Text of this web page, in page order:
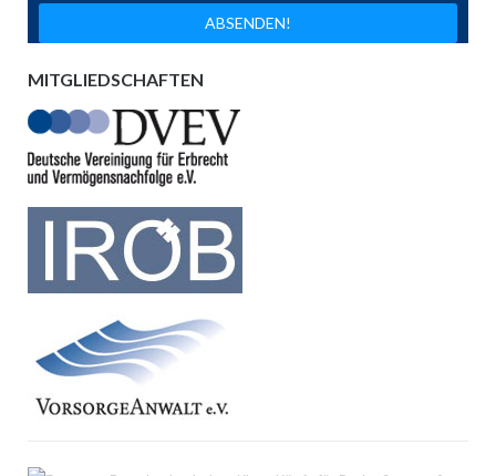
MITGLIEDSCHAFTEN